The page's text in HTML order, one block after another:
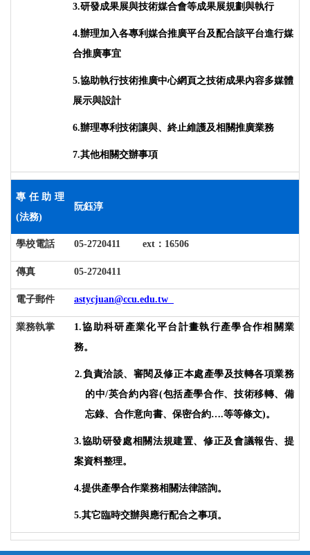
3.研發成果展與技術媒合會等成果展規劃與執行
4.辦理加入各專利媒合推廣平台及配合該平台進行媒
合推廣事宜
5.協助執行技術推廣中心網頁之技術成果內容多媒體
展示與設計
6.辦理專利技術讓與、終止維護及相關推廣業務
7.其他相關交辦事項
專任助理
(法務)
阮鈺淳
學校電話 05-2720411 ext ： 16506
傳真 05-2720411
電子郵件 astycjuan@ccu.edu.tw
業務執掌 1.協助科研產業化平台計畫執行產學合作相關業
務。
2.負責洽談、審閱及修正本處產學及技轉各項業務
的中/英合約內容(包括產學合作、技術移轉、備
忘錄、合作意向書、保密合約….等等條文)。
3.協助研發處相關法規建置、修正及會議報告、提
案資料整理。
4.提供產學合作業務相關法律諮詢。
5.其它臨時交辦與應行配合之事項。